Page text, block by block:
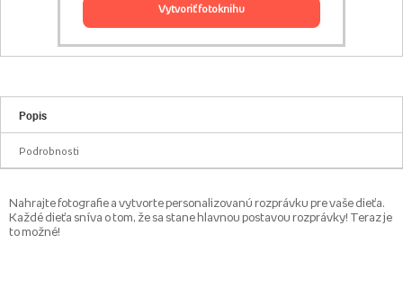
vytvoriť fotoknihu
Popis
Podrobnosti
Nahrajte fotografie a vytvorte personalizovanú rozprávku pre vaše dieťa.
Každé dieťa sníva o tom, že sa stane hlavnou postavou rozprávky! Teraz je
to možné!